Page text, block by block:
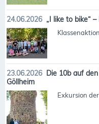
24.06.2026 „I like to bike“
23.06.2026 Die 10b auf
Göllheim
Exkursion